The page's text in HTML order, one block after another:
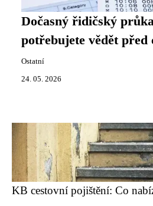
Dočasný řidičský
potřebujete vědět před
Ostatní
24. 05. 2026
KB cestovní pojištění: Co